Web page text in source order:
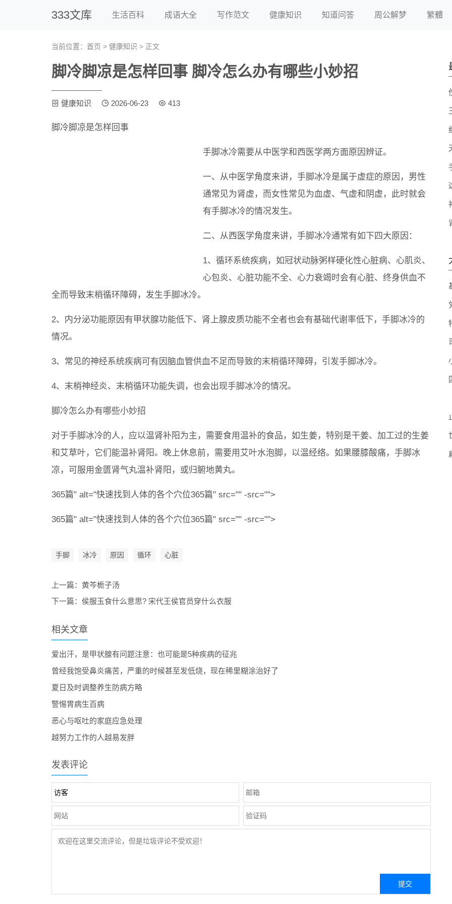
333文库 生活百科 成语大全 写作范文 健康知识 知道问答 周公解梦 繁體
当前位置： 首页 > 健康知识 > 正文
脚冷脚凉是怎样回事 脚冷怎么办有哪些小妙招
健康知识 2026-06-23 413
脚冷脚凉是怎样回事
手脚冰冷需要从中医学和西医学两方面原因辨证。
一、从中医学角度来讲，手脚冰冷是属于虚症的原因，男性
通常见为肾虚，而女性常见为血虚、气虚和阴虚，此时就会
有手脚冰冷的情况发生。
二、从西医学角度来讲，手脚冰冷通常有如下四大原因：
1、循环系统疾病，如冠状动脉粥样硬化性心脏病、心肌炎、
心包炎、心脏功能不全、心力衰竭时会有心脏、终身供血不
全而导致末梢循环障碍，发生手脚冰冷。
2、内分泌功能原因有甲状腺功能低下、肾上腺皮质功能不全者也会有基础代谢率低下，手脚冰冷的
情况。
3、常见的神经系统疾病可有因脑血管供血不足而导致的末梢循环障碍，引发手脚冰冷。
4、末梢神经炎、末梢循环功能失调，也会出现手脚冰冷的情况。
脚冷怎么办有哪些小妙招
对于手脚冰冷的人，应以温肾补阳为主，需要食用温补的食品，如生姜，特别是干姜、加工过的生姜
和艾草叶，它们能温补肾阳。晚上休息前，需要用艾叶水泡脚，以温经络。如果腰膝酸痛，手脚冰
凉，可服用金匮肾气丸温补肾阳，或归腑地黄丸。
365篇" alt="快速找到人体的各个穴位365篇" src="" -src="">
365篇" alt="快速找到人体的各个穴位365篇" src="" -src="">
手脚 冰冷 原因 循环 心脏
上一篇： 黄芩栀子汤
下一篇： 侯服玉食什么意思? 宋代王侯官员穿什么衣服
相关文章
爱出汗，是甲状腺有问题注意：也可能是5种疾病的征兆
曾经我饱受鼻炎痛苦，严重的时候甚至发低烧，现在稀里糊涂治好了
夏日及时调整养生防病方略
警惕胃病生百病
恶心与呕吐的家庭应急处理
越努力工作的人越易发胖
发表评论